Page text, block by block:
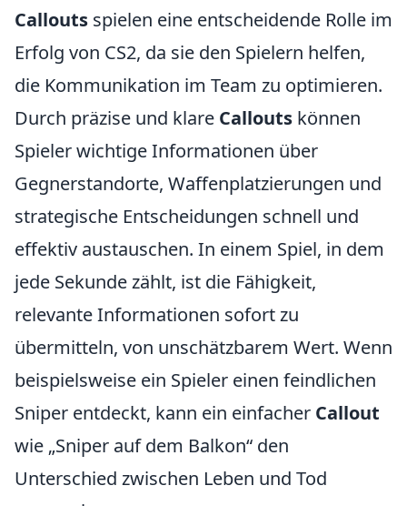
Callouts spielen eine entscheidende Rolle im
Erfolg von CS2, da sie den Spielern helfen,
die Kommunikation im Team zu optimieren.
Durch präzise und klare Callouts können
Spieler wichtige Informationen über
Gegnerstandorte, Waffenplatzierungen und
strategische Entscheidungen schnell und
effektiv austauschen. In einem Spiel, in dem
jede Sekunde zählt, ist die Fähigkeit,
relevante Informationen sofort zu
übermitteln, von unschätzbarem Wert. Wenn
beispielsweise ein Spieler einen feindlichen
Sniper entdeckt, kann ein einfacher Callout
wie „Sniper auf dem Balkon“ den
Unterschied zwischen Leben und Tod